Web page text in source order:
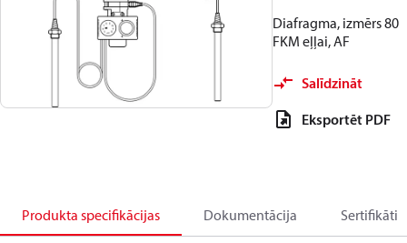
Diafragma, izmērs 80
FKM eļļai, AF
Salīdzināt
Eksportēt PDF
Produkta specifikācijas Dokumentācija Sertifikāti